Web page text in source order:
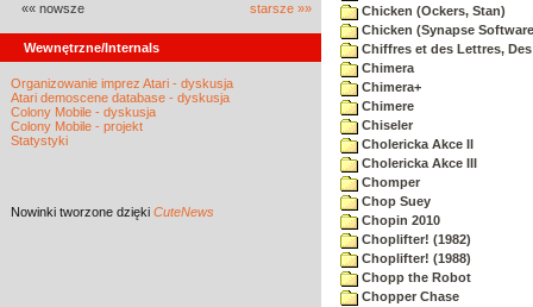
«« nowsze starsze »»
Wewnętrzne/Internals
Organizowanie imprez Atari - dyskusja
Atari demoscene database - dyskusja
Colony Mobile - dyskusja
Colony Mobile - projekt
Statystyki
Nowinki tworzone dzięki CuteNews
Chicken (Ockers, Stan)
Chicken (Synapse
Chiffres et des Lettres, Des
Chimera
Chimera+
Chimere
Chiseler
Cholericka Akce II
Cholericka Akce III
Chomper
Chop Suey
Chopin 2010
Choplifter! (1982)
Choplifter! (1988)
Chopp the Robot
Chopper Chase